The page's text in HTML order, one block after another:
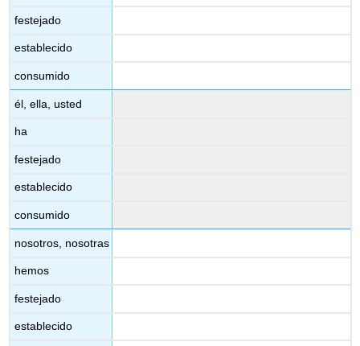
festejado
establecido
consumido
él, ella, usted
ha
festejado
establecido
consumido
nosotros, nosotras
hemos
festejado
establecido